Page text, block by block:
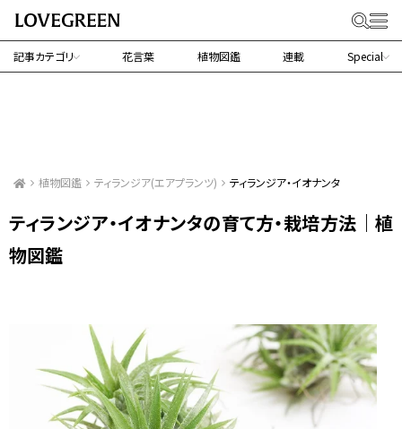
記事カテゴリ 花言葉 植物図鑑 連載 Special
植物図鑑 ティランジア(エアプランツ) ティランジア・イオナンタ
ティランジア・イオナンタの育て方・栽培方法｜植
物図鑑